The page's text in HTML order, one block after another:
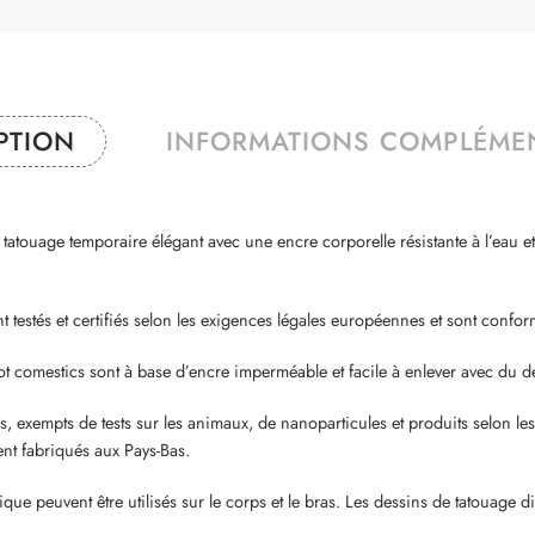
INFORMATIONS
temporaire élégant avec une encre corporelle résistante à
testés et certifiés selon les exigences légales européennes et sont
comestics sont à base d’encre imperméable et facile à enlever avec du
exempts de tests sur les animaux, de nanoparticules et produits selon
fabriqués aux Pays-Bas.
peuvent être utilisés sur le corps et le bras. Les dessins de tatouage